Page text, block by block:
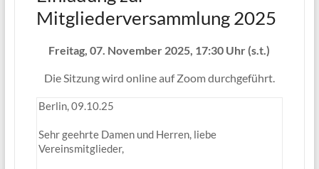
Mitgliederversammlung 2025
Freitag, 07. November 2025, 17:30 Uhr (s.t.)
Die Sitzung wird online auf Zoom durchgeführt.
Berlin, 09.10.25
Sehr geehrte Damen und Herren, liebe
Vereinsmitglieder,